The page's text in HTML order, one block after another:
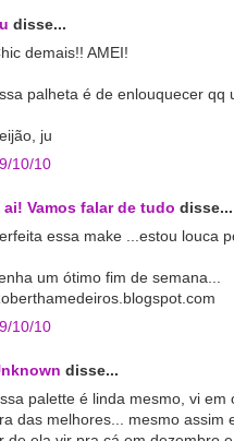
disse...
demais!! AMEI!
palheta é de enlouquecer qq
ju
10/10
ai! Vamos falar de tudo disse...
essa make ...estou louca
um ótimo fim de semana...
10/10
disse...
palette é linda mesmo, vi
das melhores... mesmo assim